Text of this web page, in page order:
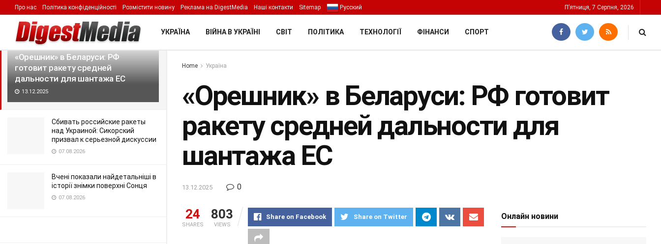
LATEST TRENDING Filter
«Орешник» в Беларуси: РФ
готовит ракету средней
дальности для шантажа ЕС
13.12.2025
Сбивать российские ракеты
над Украиной: Сикорский
призвал к серьезной дискуссии
07.08.2026
Вчені показали найдетальніші в
історії знімки поверхні Сонця
07.08.2026
Про нас Політика конфіденційності Розмістити новину Реклама на DigestMedia Наші контакти Sitemap Русский П’ятниця, 7 Серпня, 2026
УКРАЇНА ВІЙНА В УКРАЇНІ СВІТ ПОЛІТИКА ТЕХНОЛОГІЇ ФІНАНСИ СПОРТ
Home Україна
«Орешник» в Беларуси: РФ готовит
ракету средней дальности для
шантажа ЕС
13.12.2025 0
24
SHARES
803
VIEWS
Share on Facebook Share on Twitter Онлайн новини